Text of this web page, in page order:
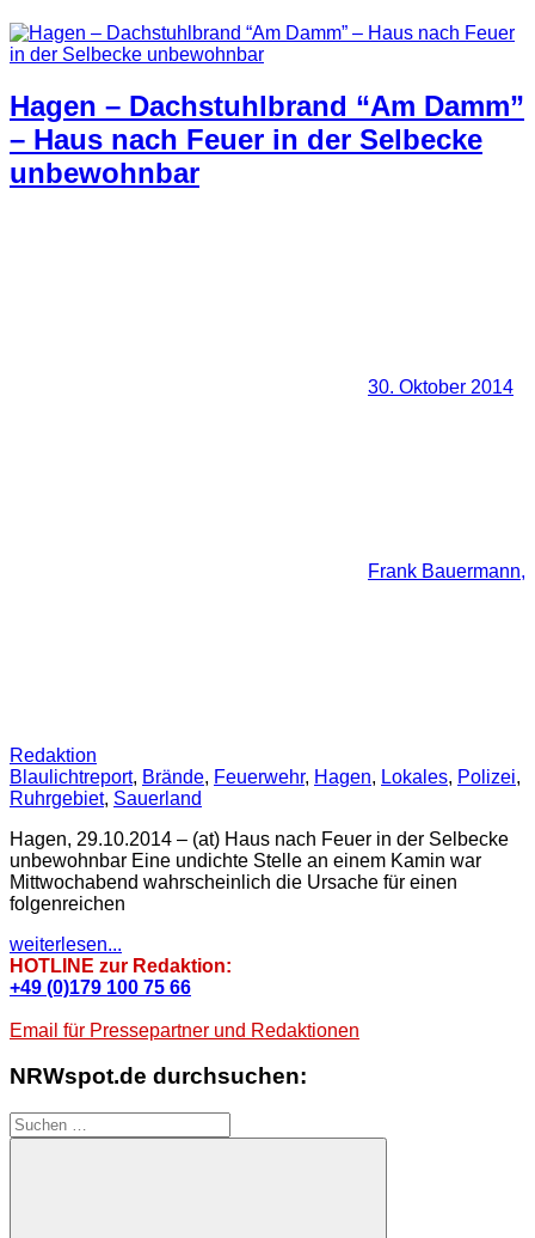
Hagen – Dachstuhlbrand “Am Damm”
– Haus nach Feuer in der Selbecke
unbewohnbar
30. Oktober 2014
Frank Bauermann,
Redaktion
Blaulichtreport, Brände, Feuerwehr, Hagen, Lokales, Polizei,
Ruhrgebiet, Sauerland
Hagen, 29.10.2014 – (at) Haus nach Feuer in der Selbecke
unbewohnbar Eine undichte Stelle an einem Kamin war
Mittwochabend wahrscheinlich die Ursache für einen
folgenreichen
weiterlesen...
HOTLINE zur Redaktion:
+49 (0)179 100 75 66
Email für Pressepartner und Redaktionen
NRWspot.de durchsuchen:
Suchen
nach: